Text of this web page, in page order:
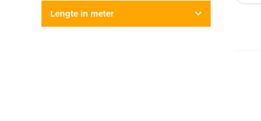
Lengte in meter